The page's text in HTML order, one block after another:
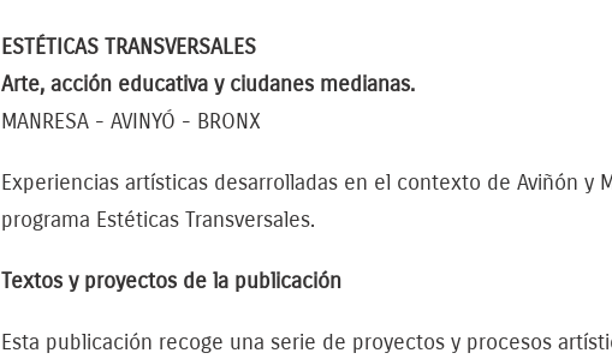
ESTÉTICAS TRANSVERSALES
Arte, acción educativa y ciudanes medianas.
MANRESA - AVINYÓ - BRONX
Experiencias artísticas desarrolladas en el contexto de Aviñón
programa Estéticas Transversales.
Textos y proyectos de la publicación
Esta publicación recoge una serie de proyectos y procesos